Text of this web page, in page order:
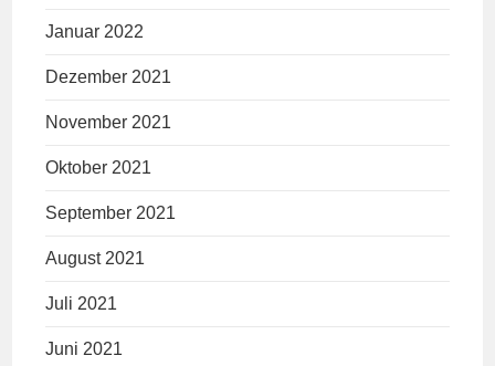
Januar 2022
Dezember 2021
November 2021
Oktober 2021
September 2021
August 2021
Juli 2021
Juni 2021